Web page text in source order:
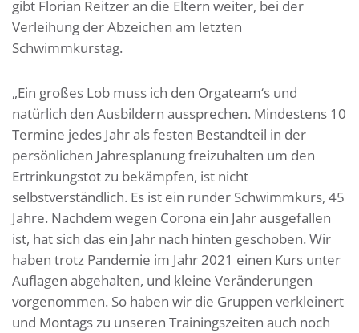
gibt Florian Reitzer an die Eltern weiter, bei der
Verleihung der Abzeichen am letzten
Schwimmkurstag.
„Ein großes Lob muss ich den Orgateam‘s und
natürlich den Ausbildern aussprechen. Mindestens 10
Termine jedes Jahr als festen Bestandteil in der
persönlichen Jahresplanung freizuhalten um den
Ertrinkungstot zu bekämpfen, ist nicht
selbstverständlich. Es ist ein runder Schwimmkurs, 45
Jahre. Nachdem wegen Corona ein Jahr ausgefallen
ist, hat sich das ein Jahr nach hinten geschoben. Wir
haben trotz Pandemie im Jahr 2021 einen Kurs unter
Auflagen abgehalten, und kleine Veränderungen
vorgenommen. So haben wir die Gruppen verkleinert
und Montags zu unseren Trainingszeiten auch noch